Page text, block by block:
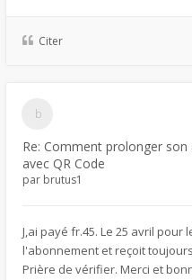
Citer
Re: Comment prolonger
avec QR Code
par brutus1
J,ai payé fr.45. Le 25 avril
l'abonnement et reçoit
Prière de vérifier. Merci et